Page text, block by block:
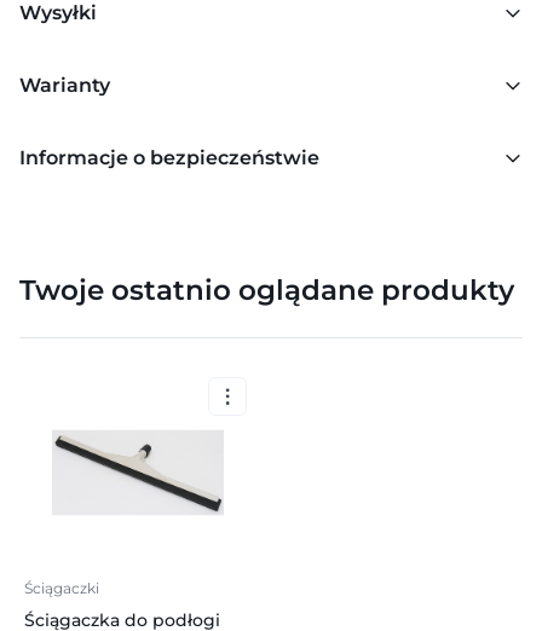
Wysyłki
Warianty
Informacje o bezpieczeństwie
Twoje ostatnio oglądane produkty
Ściągaczki
Ściągaczka do podłogi